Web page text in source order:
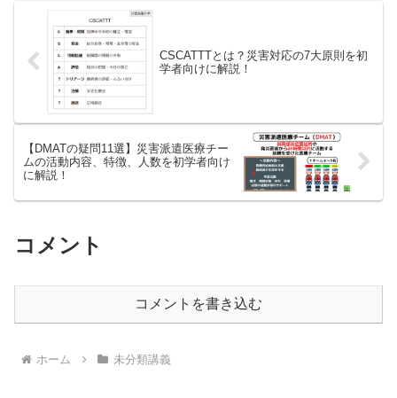
CSCATTTとは？災害対応の7大原則を初
学者向けに解説！
【DMATの疑問11選】災害派遣医療チー
ムの活動内容、特徴、人数を初学者向け
に解説！
コメント
コメントを書き込む
ホーム 未分類講義